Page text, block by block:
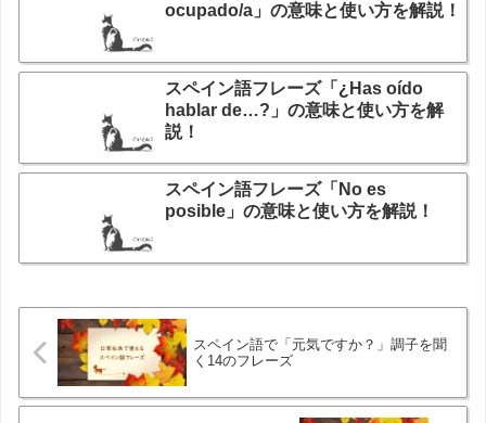
ocupado/a」の意味と使い方を解説！
スペイン語フレーズ「¿Has oído
hablar de…?」の意味と使い方を解
説！
スペイン語フレーズ「No es
posible」の意味と使い方を解説！
スペイン語で「元気ですか？」調子を聞
く14のフレーズ